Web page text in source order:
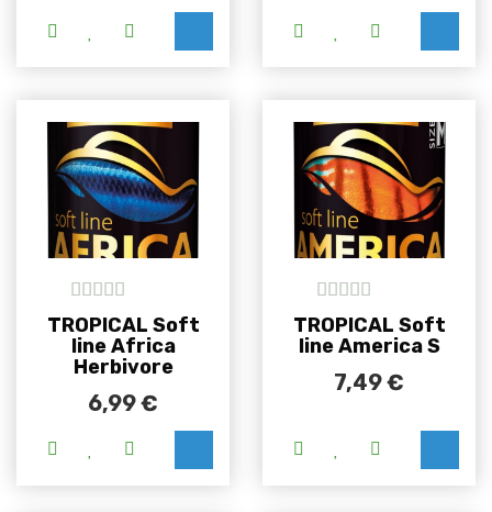
Ovaj proizvod
5out of 5
TROPICAL Soft
line Africa
Herbivore
6,99€
Ovaj proizvod ima više varijanti. Opcije se
5out of 5
TROPICAL Soft
line America S
7,49€
Ovaj proizvod